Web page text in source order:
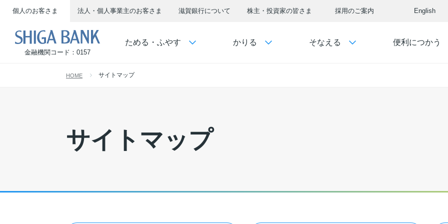
個人のお客さま 法人・個人事業主のお客さま 滋賀銀行について 株主・投資家の皆さま 採用のご案内 English
金融機関コード：0157
ためる・ふやす かりる そなえる 便利につかう
HOME サイトマップ
サイトマップ